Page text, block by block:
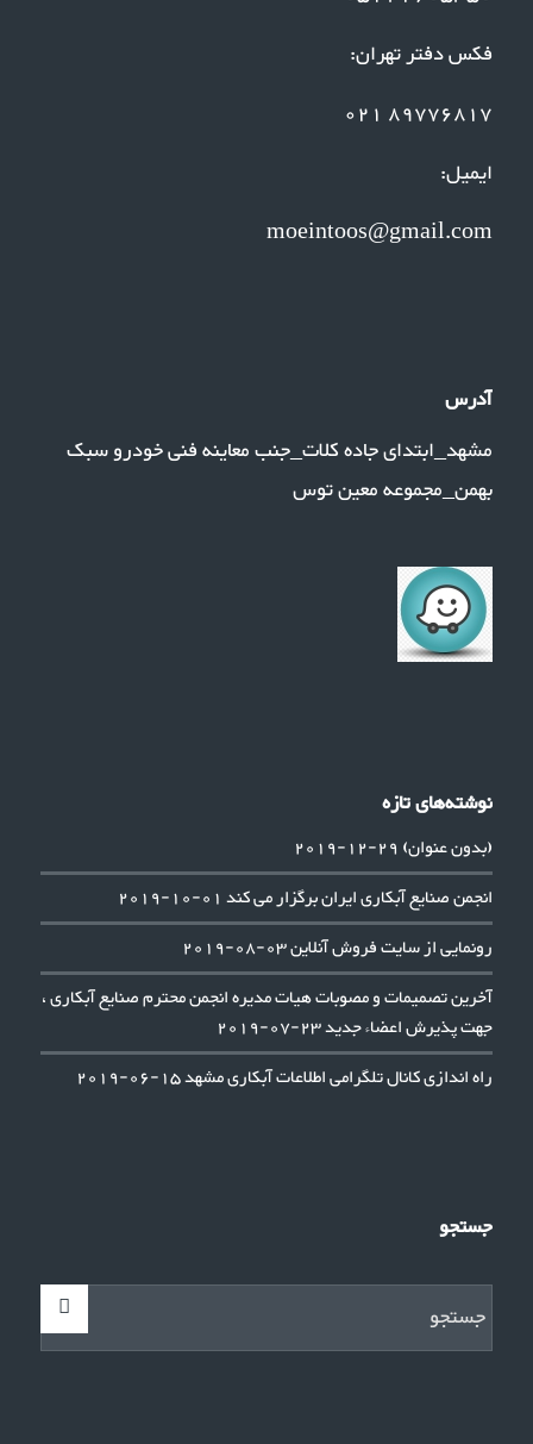
فکس دفتر تهران:
89776817 021
ایمیل:
moeintoos@gmail.com
آدرس
مشهد_ابتدای جاده کلات_جنب معاینه فنی خودرو سبک
بهمن_مجموعه معین توس
نوشته‌های تازه
(بدون عنوان) 29-12-2019
انجمن صنایع آبکاری ایران برگزار می کند 01-10-2019
رونمایی از سایت فروش آنلاین03-08-2019
آخرین تصمیمات و مصوبات هیات مدیره انجمن محترم صنایع آبکاری ،
جهت پذیرش اعضاء جدید23-07-2019
راه اندازی کانال تلگرامی اطلاعات آبکاری مشهد15-06-2019
جستجو